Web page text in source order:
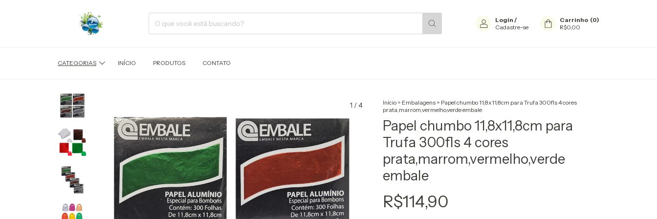
Login /
Cadastre-se
Carrinho (0)
R$0,00
CATEGORIAS INÍCIO PRODUTOS CONTATO
1 /4 Início > Embalagens > Papel chumbo 11,8x11,8cm para Trufa 300fls 4 cores
prata,marrom,vermelho,verde embale
Papel chumbo 11,8x11,8cm para
Trufa 300fls 4 cores
prata,marrom,vermelho,verde
embale
R$114,90